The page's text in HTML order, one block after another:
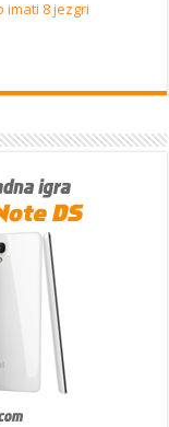
imati 8 jezgri